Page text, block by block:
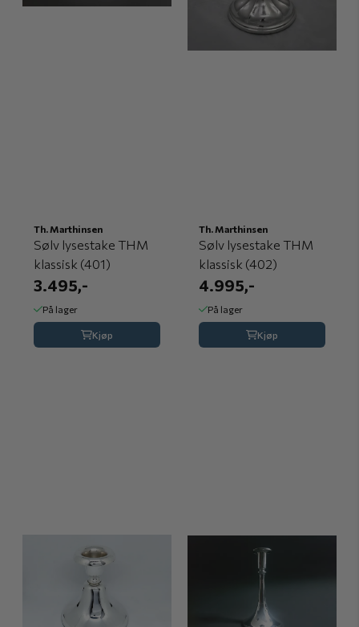
Th. Marthinsen
Sølv lysestake THM
klassisk (401)
3.495,-
På lager
Kjøp
Th. Marthinsen
Sølv lysestake THM
klassisk (402)
4.995,-
På lager
Kjøp